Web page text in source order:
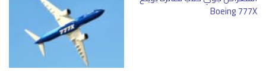
Boeing 777X